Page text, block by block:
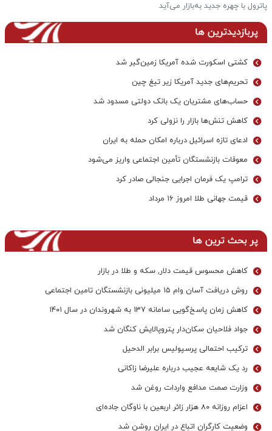
به‌بازار می‌آید
پربازدیدترین ها
کشتی اسکورت شده آمریکا زمین‌گیر شد
تحریم‌های جدید آمریکا زیر تیغ چین
حساب‌های مشتریان یک بانک‌ دولتی مسدود شد
کاهش تنش‌ها بازار را نزولی کرد
ادعای تازه اسرائیل درباره امکان حمله به ایران
معوقات بازنشستگان تأمین اجتماعی واریز می‌شود
ترامپ یک فرمان اجرایی جنجالی صادر کرد
قیمت جهانی طلا امروز ۱۶ مرداد
پر بحث ترین ها
کاهش محسوس قیمت دلار, سکه و طلا در بازار
روش دریافت آسان وام ۱۵ میلیونی بازنشستگان تامین اجتماعی
کاهش زمان پاسخ‌گویی سامانه 137 به شهروندان در سال ۱۴۰۱
جواد فلاحیان سکان‌دار پتروپالایش کنگان شد
ترکیب احتمالی پرسپولیس برابر الدحیل
رد یک شایعه عجیب درباره علیرضا زاکانی
وزارت صمت مدافع واردات روغن شد
اعزام روزانه ۸۰ هزار زائر اربعین با ناوگان جاده‌ای
وضعیت کارگران اتباع در ایران روشن شد